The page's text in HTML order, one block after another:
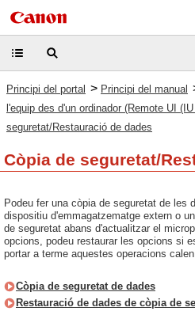
Principi del portal > Principi del manual
l'equip des d'un ordinador (Remote UI
seguretat/Restauració de dades
Còpia de seguretat/
Podeu fer una còpia de seguretat de les
dispositiu d'emmagatzematge extern o
de seguretat abans d'actualitzar el
opcions, podeu restaurar les opcions si
portar a terme aquestes operacions
Còpia de seguretat de dades
Restauració de dades de còpia de